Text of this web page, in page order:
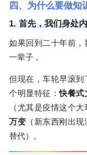
四、为什么要做知
1. 首先，我们身处
如果回到二十年前，
一辈子 。
但现在，车轮早滚
个明显特征：快餐式
（尤其是疫情这个
万变 （新东西刚出
替代）。